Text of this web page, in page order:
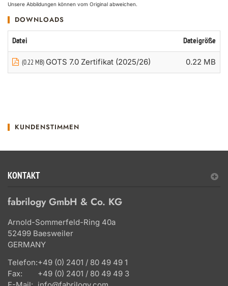
Unsere Abbildungen können vom Original abweichen.
DOWNLOADS
Datei Dateigröße
(0.22 MB) GOTS 7.0 Zertifikat (2025/26) 0.22 MB
KUNDENSTIMMEN
KONTAKT
fabrilogy GmbH & Co. KG
Arnold-Sommerfeld-Ring 40a
52499 Baesweiler
GERMANY
Telefon:+49 (0) 2401 / 80 49 49 1
Fax:
+49 (0) 2401 / 80 49 49 3